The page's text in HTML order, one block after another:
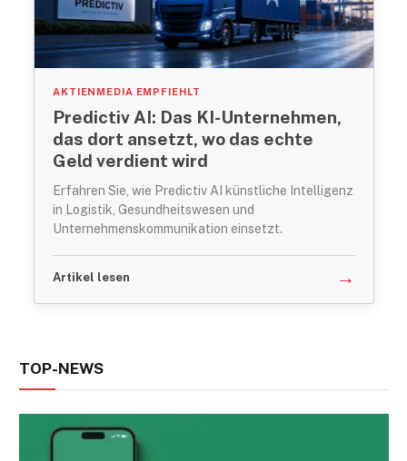
AKTIENMEDIA EMPFIEHLT
Predictiv AI: Das KI-Unternehmen,
das dort ansetzt, wo das echte
Geld verdient wird
Erfahren Sie, wie Predictiv AI künstliche Intelligenz
in Logistik, Gesundheitswesen und
Unternehmenskommunikation einsetzt.
Artikel lesen →
TOP-NEWS